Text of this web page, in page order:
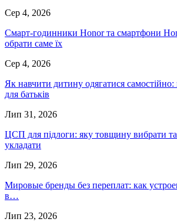
Сер 4, 2026
Смарт-годинники Honor та смартфони
обрати саме їх
Сер 4, 2026
Як навчити дитину одягатися
для батьків
Лип 31, 2026
ЦСП для підлоги: яку товщину вибрати
укладати
Лип 29, 2026
Мировые бренды без переплат: как
в…
Лип 23, 2026